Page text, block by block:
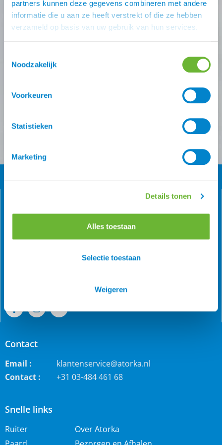
partners kunnen deze gegevens combineren met andere
informatie die u aan ze heeft verstrekt of die ze hebben
verzameld op basis van uw gebruik van hun services.
Noodzakelijk
Voorkeuren
Statistieken
Marketing
Details tonen
Alles toestaan
Selectie toestaan
Weigeren
Schrijf je in voor één (of meer) van onze nieuwsbrieven!
Zodra je inschrijving bevestigt is krijg je10% korting
Atorka algemeen
Versturen
Snelle links
Ruiter
Over Atorka
paardenrassen staan wij bekend voor de grote collectie
Contact
Email :
klantenservice@atorka.nl
Contact :
+31 03-484 461 68